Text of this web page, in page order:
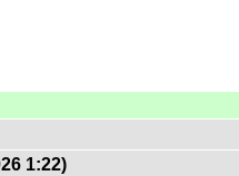
1:22)